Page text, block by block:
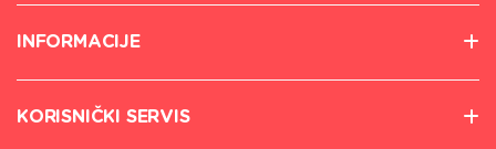
INFORMACIJE
KORISNIČKI SERVIS